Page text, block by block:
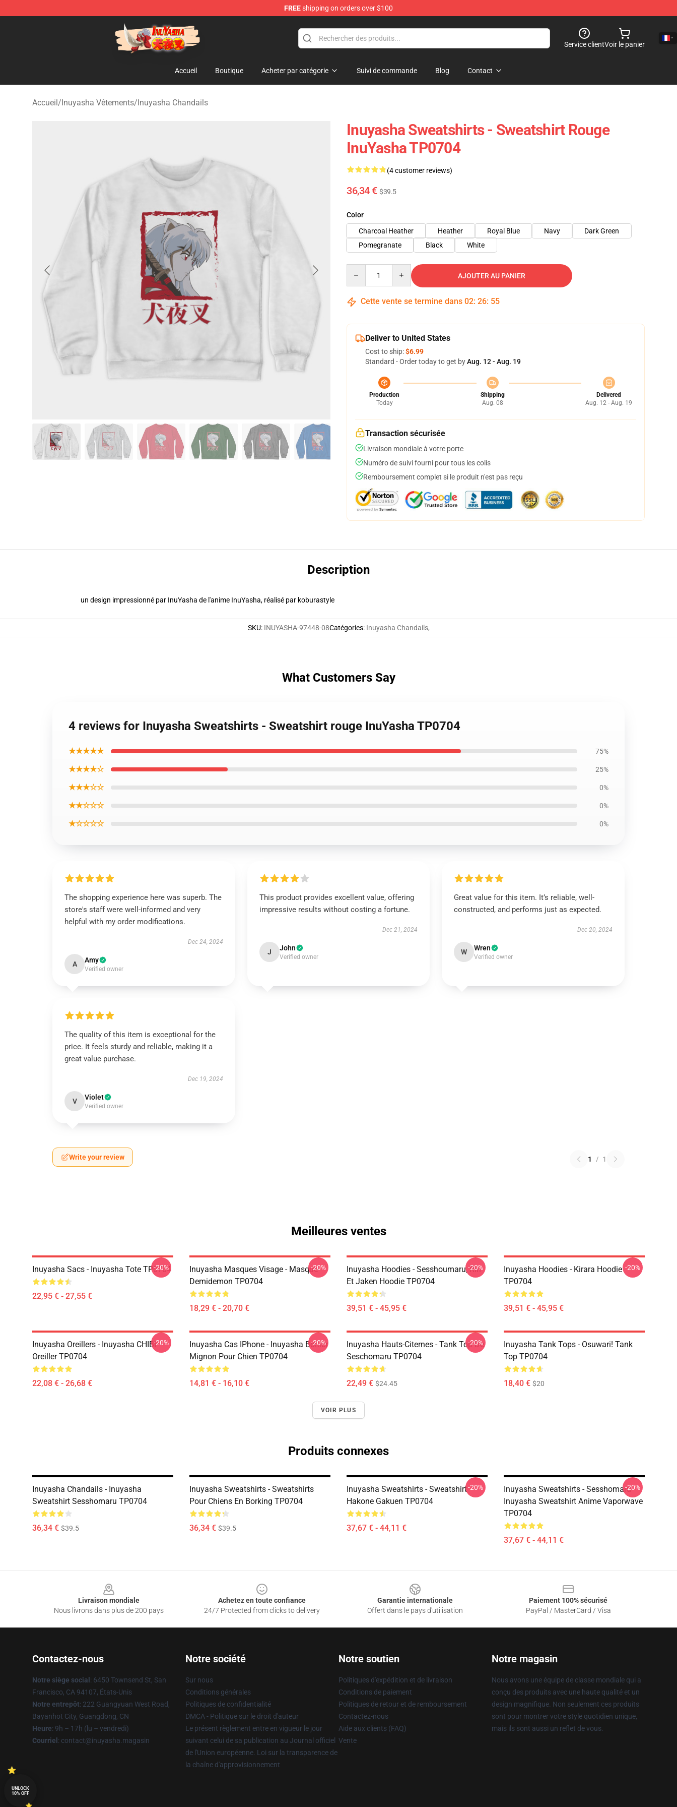
FREEshipping on orders over $100
Inuyasha Store - Official Inuyasha Merchandise Shop
Service clientVoir le panier
Accueil Boutique Acheter par catégorie Suivi de commande Blog Contact
Accueil/Inuyasha Vêtements/Inuyasha Chandails
Inuyasha Sweatshirts - Sweatshirt Rouge
InuYasha TP0704
(4 customer reviews)
36,34 € $39.5
Color
Charcoal Heather
Heather Royal Blue Navy
Dark Green
Pomegranate
Black White
AJOUTER AU PANIER
Cette vente se termine dans 02: 26: 54
Deliver to United States
Cost to ship:$6.99
Standard - Order today to get byAug. 12 - Aug. 19
Production
Today
Shipping
Aug. 08
Delivered
Aug. 12 - Aug. 19
Transaction sécurisée
Livraison mondiale à votre porte
Numéro de suivi fourni pour tous les colis
Remboursement complet si le produit n'est pas reçu
Description
un design impressionné par InuYasha de l'anime InuYasha, réalisé par koburastyle
SKU: INUYASHA-97448-08Catégories: Inuyasha Chandails,
What Customers Say
4 reviews for Inuyasha Sweatshirts - Sweatshirt rouge InuYasha TP0704
★★★★★ 75%
★★★★☆ 25%
★★★☆☆ 0%
★★☆☆☆ 0%
★☆☆☆☆ 0%
The shopping experience here was superb. The
store's staff were well-informed and very
helpful with my order modifications.
Dec 24, 2024
A Amy
Verified owner
This product provides excellent value, offering
impressive results without costing a fortune.
Dec 21, 2024
J John
Verified owner
Great value for this item. It’s reliable, well-
constructed, and performs just as expected.
Dec 20, 2024
W Wren
Verified owner
The quality of this item is exceptional for the
price. It feels sturdy and reliable, making it a
great value purchase.
Dec 19, 2024
V Violet
Verified owner
Write your review 1 / 1
Meilleures ventes
Inuyasha Sacs - Inuyasha Tote TP0704
22,95 € - 27,55 €
-20%
Inuyasha Masques Visage - Masque
Demidemon TP0704
18,29 € - 20,70 €
-20%
Inuyasha Hoodies - Sesshoumaru, Rin
Et Jaken Hoodie TP0704
39,51 € - 45,95 €
-20%
Inuyasha Hoodies - Kirara Hoodie
TP0704
39,51 € - 45,95 €
-20%
Inuyasha Oreillers - Inuyasha CHIBI
Oreiller TP0704
22,08 € - 26,68 €
-20%
Inuyasha Cas IPhone - Inuyasha Boitier
Mignon Pour Chien TP0704
14,81 € - 16,10 €
-20%
Inuyasha Hauts-Citernes - Tank Top De
Seschomaru TP0704
22,49 € $24.45
-20%
Inuyasha Tank Tops - Osuwari! Tank
Top TP0704
18,40 € $20
VOIR PLUS
Produits connexes
Inuyasha Chandails - Inuyasha
Sweatshirt Sesshomaru TP0704
36,34 € $39.5
Inuyasha Sweatshirts - Sweatshirts
Pour Chiens En Borking TP0704
36,34 € $39.5
Inuyasha Sweatshirts - Sweatshirt
Hakone Gakuen TP0704
37,67 € - 44,11 €
-20%
Inuyasha Sweatshirts - Sesshomaru
Inuyasha Sweatshirt Anime Vaporwave
TP0704
37,67 € - 44,11 €
-20%
Livraison mondiale
Nous livrons dans plus de 200 pays
Achetez en toute confiance
24/7 Protected from clicks to delivery
Garantie internationale
Offert dans le pays d'utilisation
Paiement 100% sécurisé
PayPal / MasterCard / Visa
Contactez-nous
Notre siège social : 6450 Townsend St, San
Francisco, CA 94107, États-Unis
Notre entrepôt: 222 Guangyuan West Road,
Bayanhot City, Guangdong, CN
Heure: 9h – 17h (lu – vendredi)
Courriel : contact@inuyasha.magasin
Notre société
Sur nous
Conditions générales
Politiques de confidentialité
DMCA - Politique sur le droit d'auteur
Le présent règlement entre en vigueur le jour
suivant celui de sa publication au Journal officiel
de l'Union européenne. Loi sur la transparence de
la chaîne d'approvisionnement
Notre soutien
Politiques d'expédition et de livraison
Conditions de paiement
Politiques de retour et de remboursement
Contactez-nous
Aide aux clients (FAQ)
Vente
Notre magasin
Nous avons une équipe de classe mondiale qui a
conçu des produits avec une haute qualité et un
design magnifique. Non seulement ces produits
sont pour montrer votre style quotidien unique,
mais ils sont aussi un reflet de vous.
UNLOCK
10% OFF